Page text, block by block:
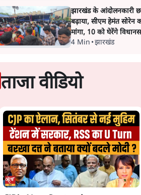
झारखंड के आंदोलनकारी
बढ़ाया, सीएम हेमंत सोरेन
मांगा, 10 को घेरेंगे
4 Min •झारखंड
ताजा वीडियो